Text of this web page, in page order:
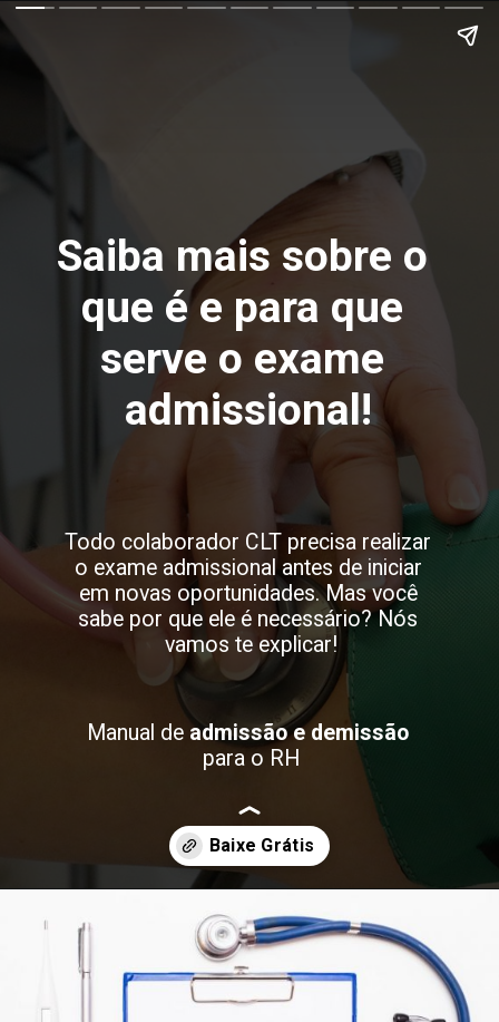
Saiba mais sobre o
que é e para que
serve o exame
admissional!
Todo colaborador CLT precisa realizar
o exame admissional antes de iniciar
em novas oportunidades. Mas você
sabe por que ele é necessário? Nós
vamos te explicar!
Manual de admissão e demissão
para o RH
Opening